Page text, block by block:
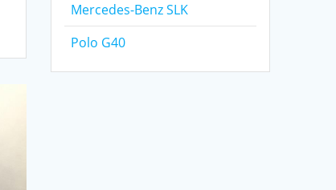
Mercedes-Benz SLK
Polo G40